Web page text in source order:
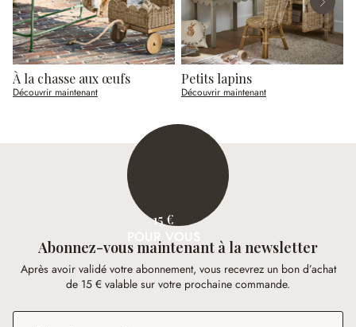
À la chasse aux œufs
Découvrir maintenant
Petits lapins
Découvrir maintenant
15 €
POUR VOUS
Abonnez-vous maintenant à la newsletter
Après avoir validé votre abonnement, vous recevrez un bon d’achat
de 15 € valable sur votre prochaine commande.
Adresse e-mail